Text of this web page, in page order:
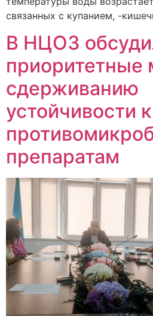
связанных с купанием, -
В НЦОЗ
приоритетные
сдерживанию
устойчивости к
препаратам